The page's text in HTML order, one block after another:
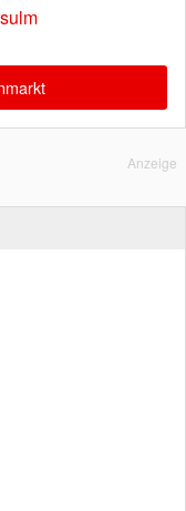
Anzeige